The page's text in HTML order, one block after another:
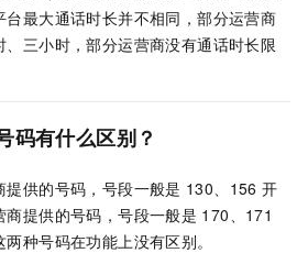
最大通话时长并不相同，部分运营商
三小时，部分运营商没有通话时长限
码有什么区别？
供的号码，号段一般是 130、156 开
提供的号码，号段一般是 170、171
种号码在功能上没有区别。